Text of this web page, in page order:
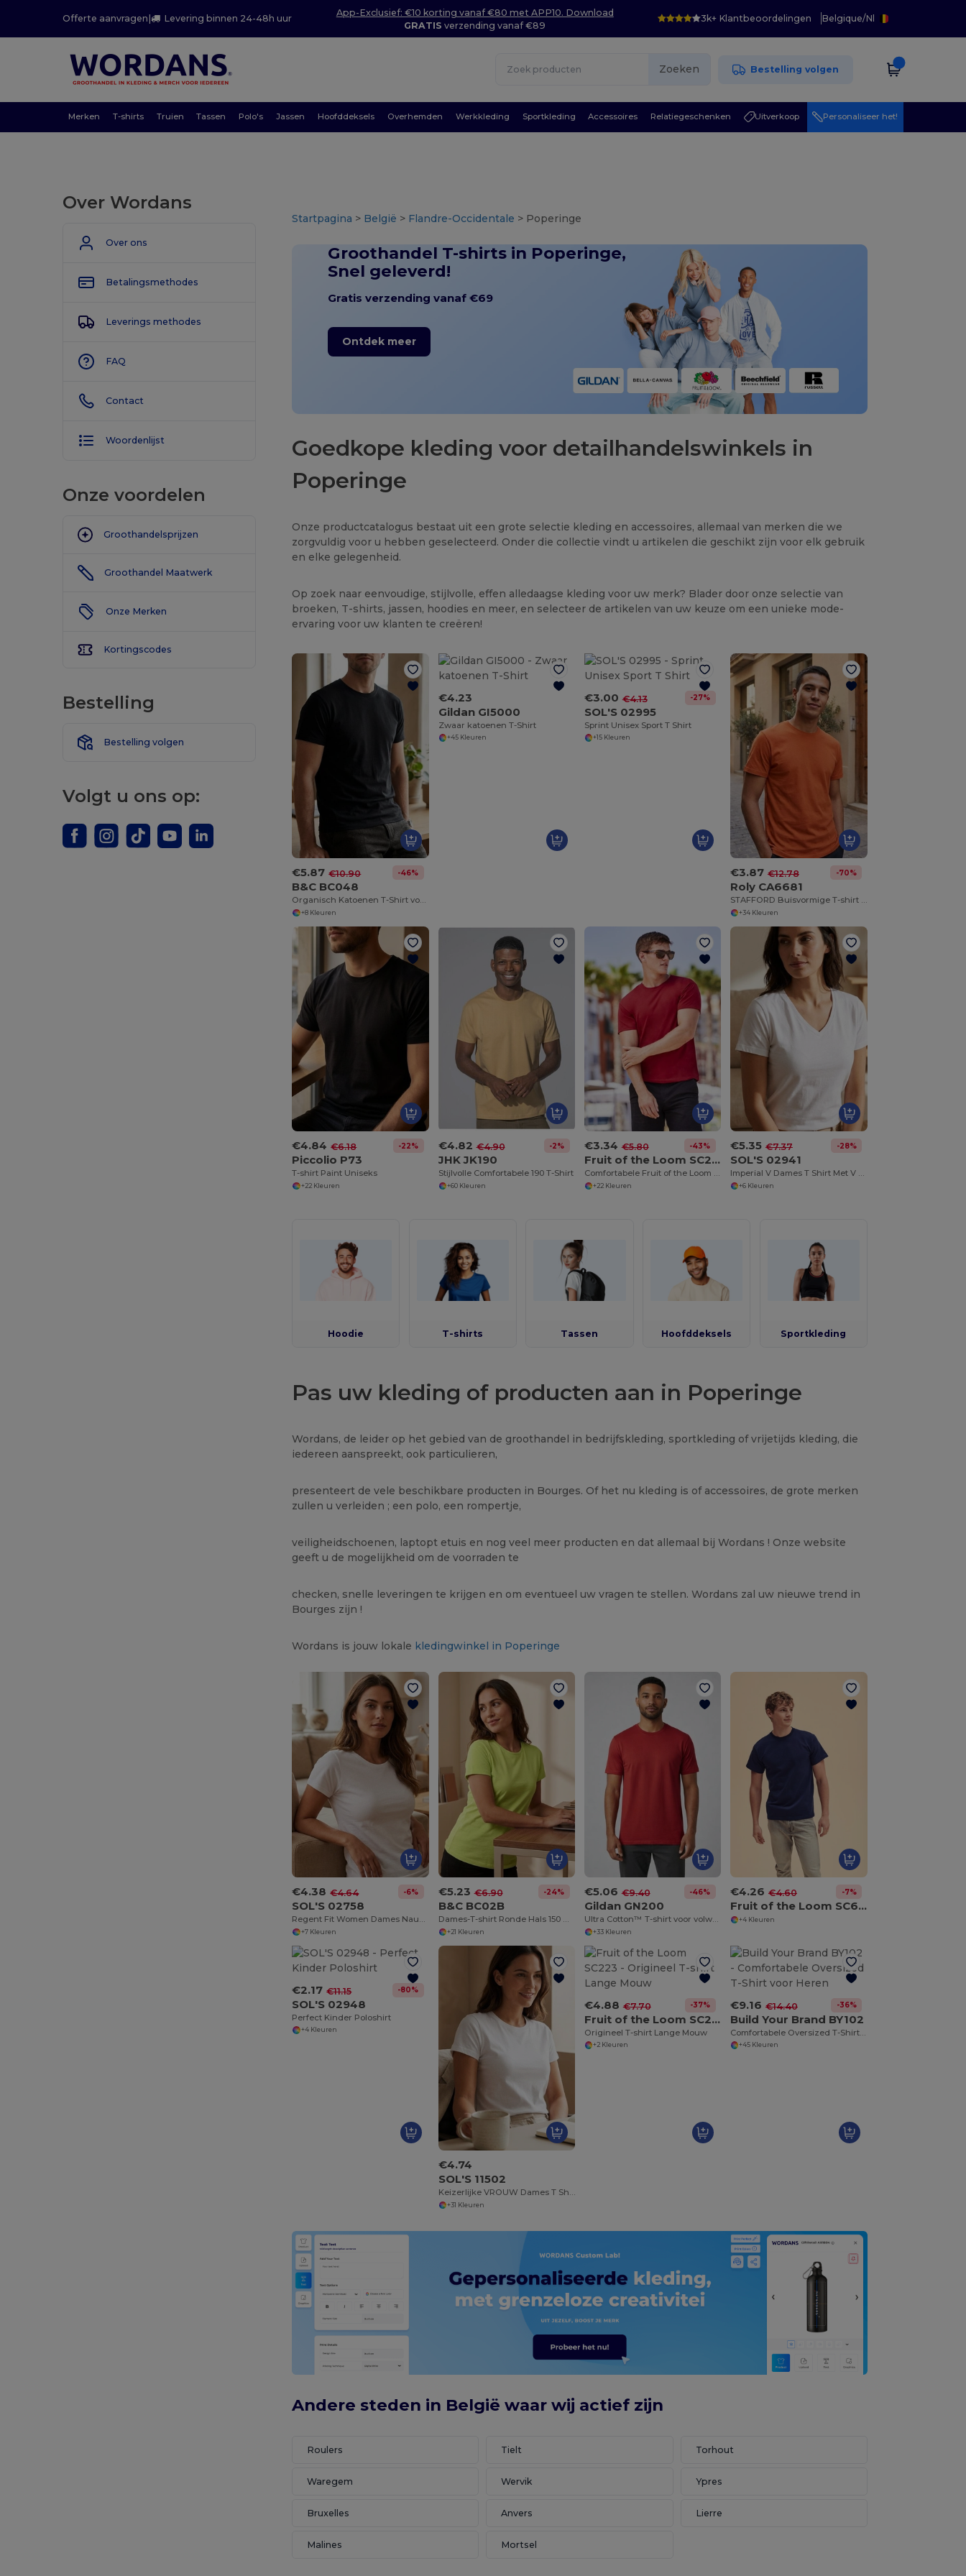
Offerte aanvragen | Levering binnen 24-48h uur
App-Exclusief: €10 korting vanaf €80 met APP10. Download
GRATIS verzending vanaf €89
3k+ Klantbeoordelingen Belgique/Nl
Zoeken Bestelling volgen
Merken T-shirts Truien Tassen Polo's Jassen Hoofddeksels Overhemden Werkkleding Sportkleding Accessoires Relatiegeschenken Uitverkoop Personaliseer het!
Over Wordans
Over ons
Betalingsmethodes
Leverings methodes
FAQ
Contact
Woordenlijst
Onze voordelen
Groothandelsprijzen
Groothandel Maatwerk
Onze Merken
Kortingscodes
Bestelling
Bestelling volgen
Volgt u ons op:
Startpagina > België > Flandre-Occidentale > Poperinge
Groothandel T-shirts in Poperinge,
Snel geleverd!
Gratis verzending vanaf €69
Ontdek meer
Goedkope kleding voor detailhandelswinkels in
Poperinge
Onze productcatalogus bestaat uit een grote selectie kleding en accessoires, allemaal van merken die we
zorgvuldig voor u hebben geselecteerd. Onder die collectie vindt u artikelen die geschikt zijn voor elk gebruik
en elke gelegenheid.
Op zoek naar eenvoudige, stijlvolle, effen alledaagse kleding voor uw merk? Blader door onze selectie van
broeken, T-shirts, jassen, hoodies en meer, en selecteer de artikelen van uw keuze om een unieke mode-
ervaring voor uw klanten te creëren!
€5.87 €10.90 -46%
B&C BC048
Organisch Katoenen T-Shirt voor Mannen
+8 Kleuren
€4.23
Gildan GI5000
Zwaar katoenen T-Shirt
+45 Kleuren
€3.00 €4.13 -27%
SOL'S 02995
Sprint Unisex Sport T Shirt
+15 Kleuren
€3.87 €12.78 -70%
Roly CA6681
STAFFORD Buisvormige T-shirt met korte mouwen
+34 Kleuren
€4.84 €6.18 -22%
Piccolio P73
T-shirt Paint Uniseks
+22 Kleuren
€4.82 €4.90 -2%
JHK JK190
Stijlvolle Comfortabele 190 T-Shirt
+60 Kleuren
€3.34 €5.80 -43%
Fruit of the Loom SC220
Comfortabele Fruit of the Loom T-shirt
+22 Kleuren
€5.35 €7.37 -28%
SOL'S 02941
Imperial V Dames T Shirt Met V Hals
+6 Kleuren
Hoodie T-shirts Tassen Hoofddeksels Sportkleding
Pas uw kleding of producten aan in Poperinge
Wordans, de leider op het gebied van de groothandel in bedrijfskleding, sportkleding of vrijetijds kleding, die
iedereen aanspreekt, ook particulieren,
presenteert de vele beschikbare producten in Bourges. Of het nu kleding is of accessoires, de grote merken
zullen u verleiden ; een polo, een rompertje,
veiligheidschoenen, laptopt etuis en nog veel meer producten en dat allemaal bij Wordans ! Onze website
geeft u de mogelijkheid om de voorraden te
checken, snelle leveringen te krijgen en om eventueel uw vragen te stellen. Wordans zal uw nieuwe trend in
Bourges zijn !
Wordans is jouw lokale kledingwinkel in Poperinge
€4.38 €4.64 -6%
SOL'S 02758
Regent Fit Women Dames Nauwsluitend T Shirt Met Ronde Hals
+7 Kleuren
€5.23 €6.90 -24%
B&C BC02B
Dames-T-shirt Ronde Hals 150 Organic
+21 Kleuren
€5.06 €9.40 -46%
Gildan GN200
Ultra Cotton™ T-shirt voor volwassenen
+33 Kleuren
€4.26 €4.60 -7%
Fruit of the Loom SC61212 T-shirt met korte mouwen
+4 Kleuren
€2.17 €11.15 -80%
SOL'S 02948
Perfect Kinder Poloshirt
+4 Kleuren
€4.74
SOL'S 11502
Keizerlijke VROUW Dames T Shirt Ronde Hals
+31 Kleuren
€4.88 €7.70 -37%
Fruit of the Loom SC223
Origineel T-shirt Lange Mouw
+2 Kleuren
€9.16 €14.40 -36%
Build Your Brand BY102
Comfortabele Oversized T-Shirt voor Heren
+45 Kleuren
Andere steden in België waar wij actief zijn
Roulers Tielt Torhout
Waregem Wervik Ypres
Bruxelles Anvers Lierre
Malines Mortsel